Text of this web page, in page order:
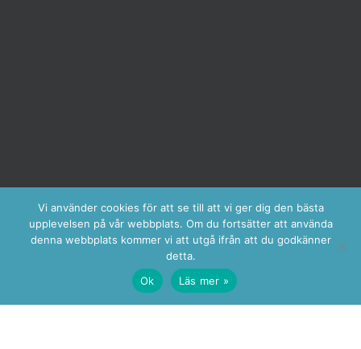
Vi använder cookies för att se till att vi ger dig den bästa
upplevelsen på vår webbplats. Om du fortsätter att använda
denna webbplats kommer vi att utgå ifrån att du godkänner
detta.
Ok
Läs mer »